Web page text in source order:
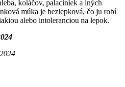
koláčov, palaciniek a iných
múka je bezlepková, čo ju robí
alebo intoleranciou na lepok.